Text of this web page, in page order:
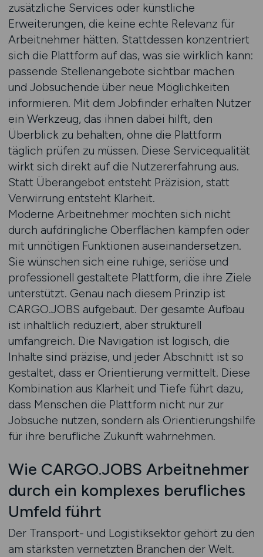
zusätzliche Services oder künstliche
Erweiterungen, die keine echte Relevanz für
Arbeitnehmer hätten. Stattdessen konzentriert
sich die Plattform auf das, was sie wirklich kann:
passende Stellenangebote sichtbar machen
und Jobsuchende über neue Möglichkeiten
informieren. Mit dem Jobfinder erhalten Nutzer
ein Werkzeug, das ihnen dabei hilft, den
Überblick zu behalten, ohne die Plattform
täglich prüfen zu müssen. Diese Servicequalität
wirkt sich direkt auf die Nutzererfahrung aus.
Statt Überangebot entsteht Präzision, statt
Verwirrung entsteht Klarheit.
Moderne Arbeitnehmer möchten sich nicht
durch aufdringliche Oberflächen kämpfen oder
mit unnötigen Funktionen auseinandersetzen.
Sie wünschen sich eine ruhige, seriöse und
professionell gestaltete Plattform, die ihre Ziele
unterstützt. Genau nach diesem Prinzip ist
CARGO.JOBS aufgebaut. Der gesamte Aufbau
ist inhaltlich reduziert, aber strukturell
umfangreich. Die Navigation ist logisch, die
Inhalte sind präzise, und jeder Abschnitt ist so
gestaltet, dass er Orientierung vermittelt. Diese
Kombination aus Klarheit und Tiefe führt dazu,
dass Menschen die Plattform nicht nur zur
Jobsuche nutzen, sondern als Orientierungshilfe
für ihre berufliche Zukunft wahrnehmen.
Wie CARGO.JOBS Arbeitnehmer
durch ein komplexes berufliches
Umfeld führt
Der Transport- und Logistiksektor gehört zu den
am stärksten vernetzten Branchen der Welt.